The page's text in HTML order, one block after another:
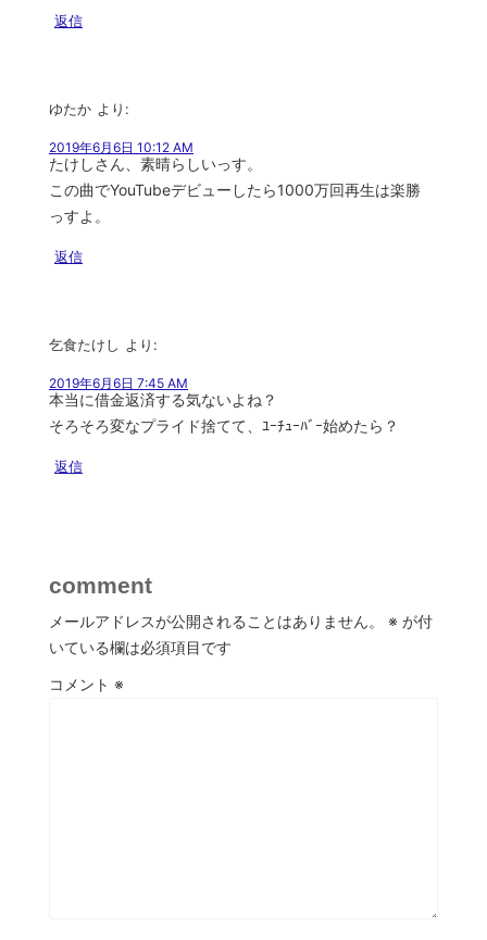
返信
ゆたか より:
2019年6月6日 10:12 AM
たけしさん、素晴らしいっす。
この曲でYouTubeデビューしたら1000万回再生は楽勝
っすよ。
返信
乞食たけし より:
2019年6月6日 7:45 AM
本当に借金返済する気ないよね？
そろそろ変なプライド捨てて、ﾕｰﾁｭｰﾊﾞｰ始めたら？
返信
comment
メールアドレスが公開されることはありません。 ※ が付
いている欄は必須項目です
コメント ※